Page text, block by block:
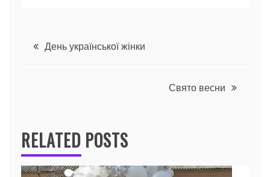
Навігація
День української жінки
Свято весни
RELATED POSTS